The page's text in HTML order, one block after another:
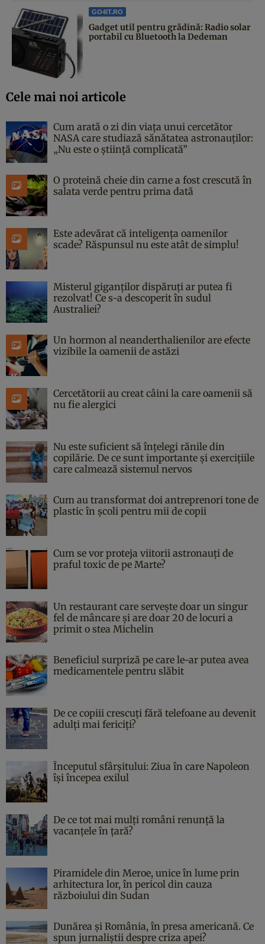
GO4IT.RO
Gadget util pentru grădină: Radio solar
portabil cu Bluetooth la Dedeman
Cele mai noi articole
Cum arată o zi din viața unui cercetător
NASA care studiază sănătatea astronauților:
„Nu este o știință complicată”
O proteină cheie din carne a fost crescută în
salata verde pentru prima dată
Este adevărat că inteligența oamenilor
scade? Răspunsul nu este atât de simplu!
Misterul giganților dispăruți ar putea fi
rezolvat! Ce s-a descoperit în sudul
Australiei?
Un hormon al neanderthalienilor are efecte
vizibile la oamenii de astăzi
Cercetătorii au creat câini la care oamenii să
nu fie alergici
Nu este suficient să înțelegi rănile din
copilărie. De ce sunt importante și exercițiile
care calmează sistemul nervos
Cum au transformat doi antreprenori tone de
plastic în școli pentru mii de copii
Cum se vor proteja viitorii astronauți de
praful toxic de pe Marte?
Un restaurant care servește doar un singur
fel de mâncare și are doar 20 de locuri a
primit o stea Michelin
Beneficiul surpriză pe care le-ar putea avea
medicamentele pentru slăbit
De ce copiii crescuți fără telefoane au devenit
adulți mai fericiți?
Începutul sfârşitului: Ziua în care Napoleon
îşi începea exilul
De ce tot mai mulți români renunță la
vacanțele în țară?
Piramidele din Meroe, unice în lume prin
arhitectura lor, în pericol din cauza
războiului din Sudan
Dunărea și România, în presa americană. Ce
spun jurnaliștii despre criza apei?